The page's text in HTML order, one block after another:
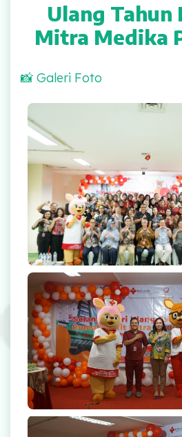
Rehabilitasi Medik
UGD
Laboratorium
Radiologi
Farmasi
Ambulans
Artikel
Promo
Video Edukasi Kesehatan
Majalah
Berita & Informasi
Kegiatan
Menu Lain-lain
Ulang Tahun
Mitra Medika
📸 Galeri Foto
Launching Maskot Resmi RS Mitra
Launching Salam Mitra Medika